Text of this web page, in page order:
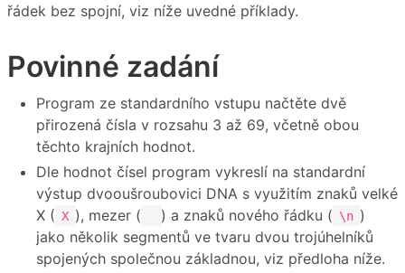
řádek bez spojní, viz níže uvedné příklady.
Povinné zadání
Program ze standardního vstupu načtěte dvě
přirozená čísla v rozsahu 3 až 69, včetně obou
těchto krajních hodnot.
Dle hodnot čísel program vykreslí na standardní
výstup dvooušroubovici DNA s využitím znaků velké
X ( X ), mezer ( ) a znaků nového řádku ( \n )
jako několik segmentů ve tvaru dvou trojúhelníků
spojených společnou základnou, viz předloha níže.